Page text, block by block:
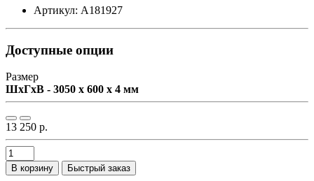
Артикул: А181927
Доступные опции
Размер
ШxГxВ - 3050 x 600 x 4 мм
13 250 р.
В корзину Быстрый заказ